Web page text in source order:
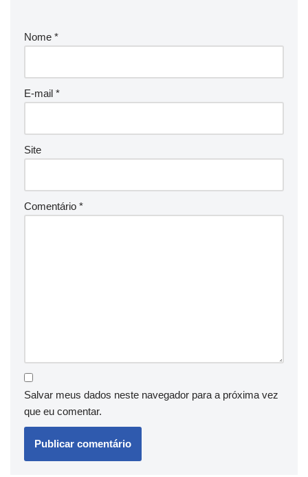
Nome *
E-mail *
Site
Comentário *
Salvar meus dados neste navegador para a próxima vez
que eu comentar.